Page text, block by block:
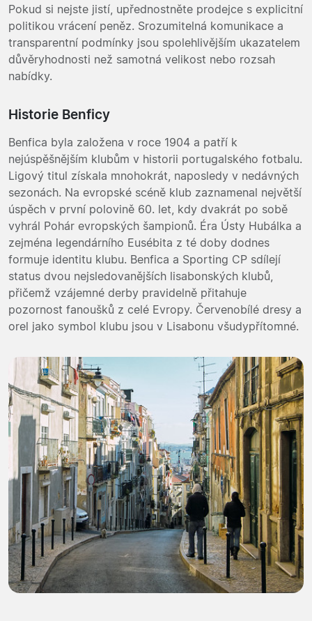
Pokud si nejste jistí, upřednostněte prodejce s explicitní
politikou vrácení peněz. Srozumitelná komunikace a
transparentní podmínky jsou spolehlivějším ukazatelem
důvěryhodnosti než samotná velikost nebo rozsah
nabídky.
Historie Benficy
Benfica byla založena v roce 1904 a patří k
nejúspěšnějším klubům v historii portugalského fotbalu.
Ligový titul získala mnohokrát, naposledy v nedávných
sezonách. Na evropské scéně klub zaznamenal největší
úspěch v první polovině 60. let, kdy dvakrát po sobě
vyhrál Pohár evropských šampionů. Éra Ústy Hubálka a
zejména legendárního Eusébita z té doby dodnes
formuje identitu klubu. Benfica a Sporting CP sdílejí
status dvou nejsledovanějších lisabonských klubů,
přičemž vzájemné derby pravidelně přitahuje
pozornost fanoušků z celé Evropy. Červenobílé dresy a
orel jako symbol klubu jsou v Lisabonu všudypřítomné.